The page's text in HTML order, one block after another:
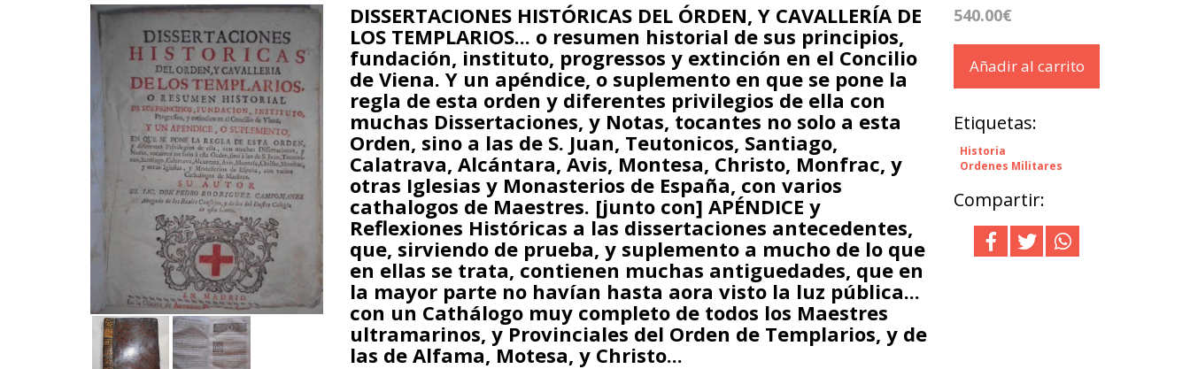
DISSERTACIONES HISTÓRICAS DEL ÓRDEN, Y CAVALLERÍA DE
LOS TEMPLARIOS... o resumen historial de sus principios,
fundación, instituto, progressos y extinción en el Concilio
de Viena. Y un apéndice, o suplemento en que se pone la
regla de esta orden y diferentes privilegios de ella con
muchas Dissertaciones, y Notas, tocantes no solo a esta
Orden, sino a las de S. Juan, Teutonicos, Santiago,
Calatrava, Alcántara, Avis, Montesa, Christo, Monfrac, y
otras Iglesias y Monasterios de España, con varios
cathalogos de Maestres. [junto con] APÉNDICE y
Reflexiones Históricas a las dissertaciones antecedentes,
que, sirviendo de prueba, y suplemento a mucho de lo que
en ellas se trata, contienen muchas antiguedades, que en
la mayor parte no havían hasta aora visto la luz pública...
con un Cathálogo muy completo de todos los Maestres
ultramarinos, y Provinciales del Orden de Templarios, y de
las de Alfama, Motesa, y Christo...
540.00€
Añadir al carrito
Etiquetas:
Historia
Ordenes Militares
Compartir: